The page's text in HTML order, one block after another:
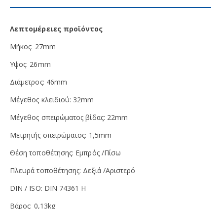
Λεπτομέρειες προϊόντος
Μήκος: 27mm
Υψος: 26mm
Διάμετρος: 46mm
Μέγεθος κλειδιού: 32mm
Μέγεθος σπειρώματος βίδας: 22mm
Μετρητής σπειρώματος: 1,5mm
Θέση τοποθέτησης: Εμπρός /Πίσω
Πλευρά τοποθέτησης: Δεξιά /Αριστερό
DIN / ISO: DIN 74361 H
Βάρος: 0,13kg